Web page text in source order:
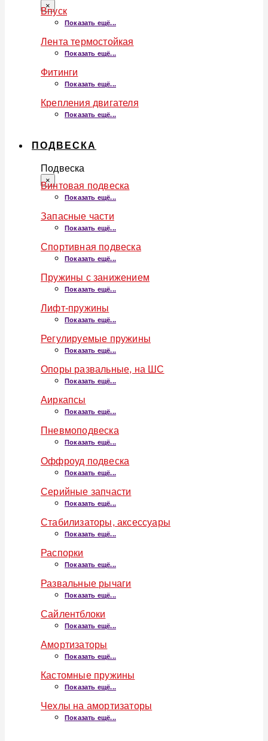
×
Впуск
Показать ещё...
Лента термостойкая
Показать ещё...
Фитинги
Показать ещё...
Крепления двигателя
Показать ещё...
ПОДВЕСКА
Подвеска
×
Винтовая подвеска
Показать ещё...
Запасные части
Показать ещё...
Спортивная подвеска
Показать ещё...
Пружины с занижением
Показать ещё...
Лифт-пружины
Показать ещё...
Регулируемые пружины
Показать ещё...
Опоры развальные, на ШС
Показать ещё...
Аиркапсы
Показать ещё...
Пневмоподвеска
Показать ещё...
Оффроуд подвеска
Показать ещё...
Серийные запчасти
Показать ещё...
Стабилизаторы, аксессуары
Показать ещё...
Распорки
Показать ещё...
Развальные рычаги
Показать ещё...
Сайлентблоки
Показать ещё...
Амортизаторы
Показать ещё...
Кастомные пружины
Показать ещё...
Чехлы на амортизаторы
Показать ещё...